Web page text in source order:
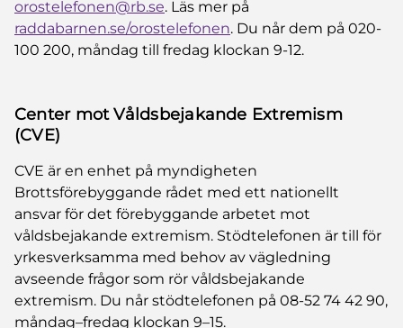
orostelefonen@rb.se. Läs mer på
raddabarnen.se/orostelefonen. Du når dem på 020-
100 200, måndag till fredag klockan 9-12.
Center mot Våldsbejakande Extremism
(CVE)
CVE är en enhet på myndigheten
Brottsförebyggande rådet med ett nationellt
ansvar för det förebyggande arbetet mot
våldsbejakande extremism. Stödtelefonen är till för
yrkesverksamma med behov av vägledning
avseende frågor som rör våldsbejakande
extremism. Du når stödtelefonen på 08-52 74 42 90,
måndag–fredag klockan 9–15.